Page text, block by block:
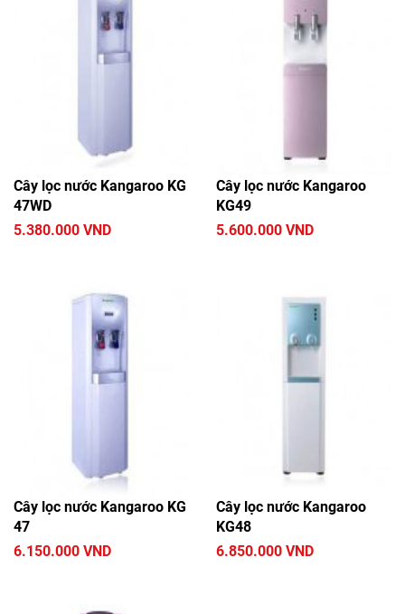
Cây lọc nước Kangaroo KG
47WD
5.380.000 VND
Cây lọc nước Kangaroo
KG49
5.600.000 VND
Cây lọc nước Kangaroo KG
47
6.150.000 VND
Cây lọc nước Kangaroo
KG48
6.850.000 VND